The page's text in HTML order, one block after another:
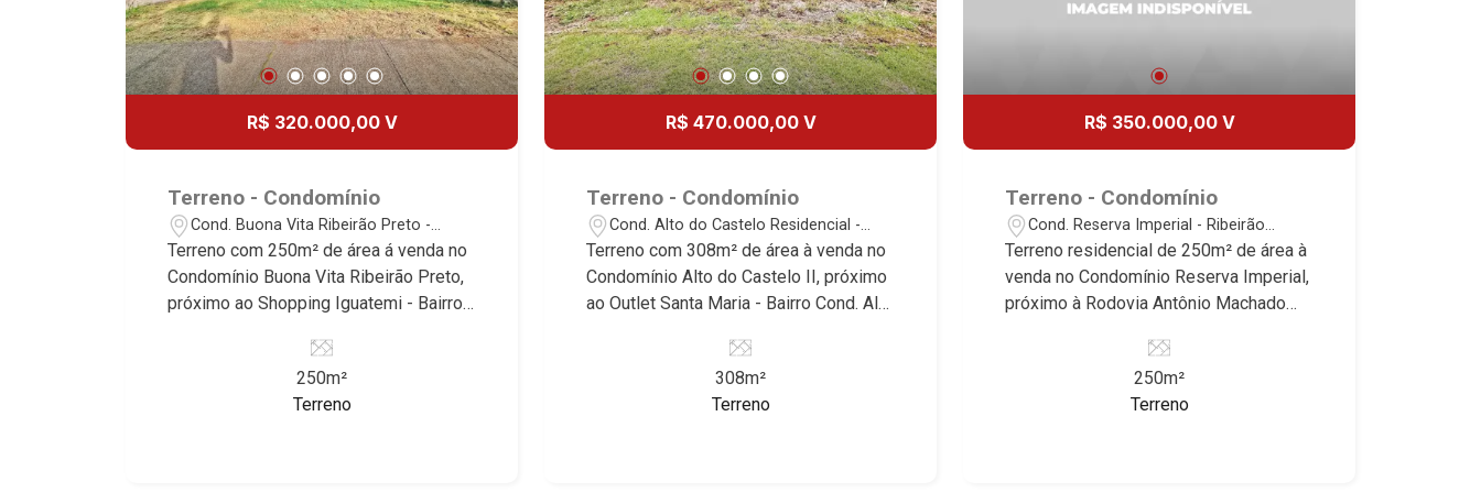
completa e qualidade de vida
incomparável. Atuamos nos
empreendimentos de maior prestígio
Luisa, Buganville, Jardim Olhos D`Água,
Vista, Terras Alpha, Alphaville I, II e III,
Jardim Nova Aliança Sul, Alto do Vale,
Colina do Golfe, Terras de Florença,
Terras de Siena, Quinta dos Ventos,
Buona Vitta Ribeirão, Ipê Rosa, Ipê
Amarelo, Ipê Roxo, Ipê Branco, Vila
Romana, Reserva Imperial, Quinta da
Primavera, Praça das Árvores, Praça
dos Pássaros, Praça das Flores,
da região, incluindo: Reserva Santa
Borda do Parque, Borda da Mata, Bela
Jardim Nova Aliança Sul, Alto do Vale,
Colina do Golfe, Terras de Florença,
Terras de Siena, Quinta dos Ventos,
Buona Vitta Ribeirão, Ipê Rosa, Ipê
Amarelo, Ipê Roxo, Ipê Branco, Vila
Romana, Reserva Imperial, Quinta da
Primavera, Praça das Árvores, Praça
dos Pássaros, Praça das Flores,
Guaporé 1, 2 e 3, Colina do Sabiá, San
R$ 320.000,00 V
Terreno - Condomínio
Cond. Buona Vita Ribeirão Preto -
Ribeirão Preto/SP
Terreno com 250m² de área á venda no
Condomínio Buona Vita Ribeirão Preto,
próximo ao Shopping Iguatemi - Bairro
Ribeirão Preto/SP. Conheça as
características deste imóvel que a
Martinelli Imobiliária selecionou para
250m²
Terreno
R$ 470.000,00 V
Terreno - Condomínio
Cond. Alto do Castelo Residencial -
Ribeirão Preto/SP
Terreno com 308m² de área à venda no
Condomínio Alto do Castelo II, próximo
ao Outlet Santa Maria - Bairro Cond. Alto
deste imóvel que a Martinelli
Imobiliária selecionou para você: -
308m²
Terreno
R$ 350.000,00 V
Terreno - Condomínio
Cond. Reserva Imperial - Ribeirão
Preto/SP
Terreno residencial de 250m² de área à
venda no Condomínio Reserva Imperial,
próximo à Rodovia Antônio Machado
Imperial, Ribeirão Preto/SP. Conheça as
características deste imóvel que a
Martinelli Imobiliária selecionou para
250m²
Terreno